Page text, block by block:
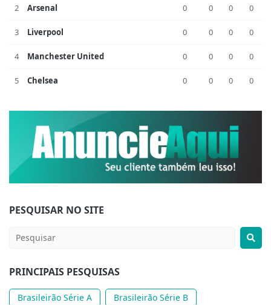
2 Arsenal 0 0 0 0
3 Liverpool 0 0 0 0
4 Manchester United 0 0 0 0
5 Chelsea 0 0 0 0
PESQUISAR NO SITE
PRINCIPAIS PESQUISAS
Brasileirão Série A
Brasileirão Série B